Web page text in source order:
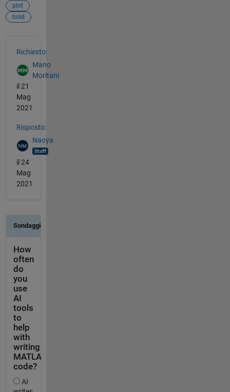
plot
hold
Richiesto:
Mano
Moritani
il 21
Mag
2021
Risposto:
Naoya
il 24
Mag
2021